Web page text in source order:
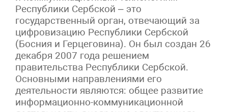
Республики Сербской – это
государственный орган, отвечающий за
цифровизацию Республики Сербской
(Босния и Герцеговина). Он был создан 26
декабря 2007 года решением
правительства Республики Сербской.
Основными направлениями его
деятельности являются: общее развитие
информационно-коммуникационной